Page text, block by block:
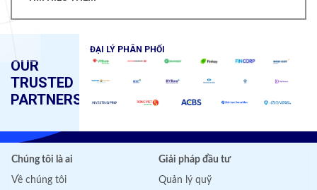
OUR
TRUSTED
PARTNERS
ĐẠI LÝ PHÂN PHỐI
Chúng tôi là ai
Về chúng tôi
Giải pháp đầu tư
Quản lý quỹ